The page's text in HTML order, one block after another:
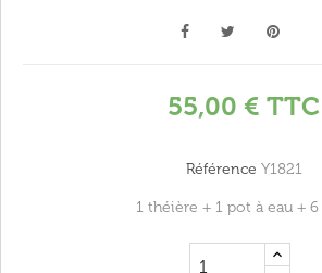
55,00 € TTC
Référence Y1821
1 théière + 1 pot à eau +